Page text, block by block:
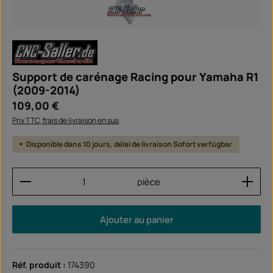
Support de carénage Racing pour Yamaha R1
(2009-2014)
Prix régulier :
109,00 €
Prix TTC, frais de livraison en sus
Disponible dans 10 jours, délai de livraison Sofort verfügbar
Quantité de produit : Entrez la quantité
pièce
Ajouter au panier
Réf. produit : 174390